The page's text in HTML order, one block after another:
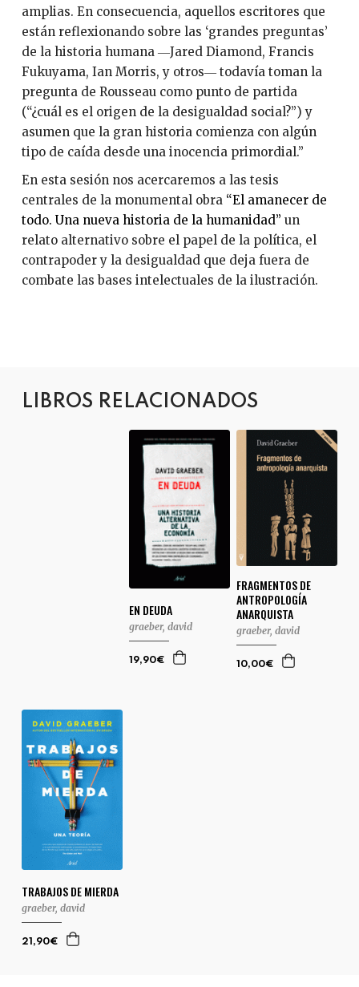
amplias. En consecuencia, aquellos escritores que
están reflexionando sobre las ‘grandes preguntas’
de la historia humana ―Jared Diamond, Francis
Fukuyama, Ian Morris, y otros― todavía toman la
pregunta de Rousseau como punto de partida
(“¿cuál es el origen de la desigualdad social?”) y
asumen que la gran historia comienza con algún
tipo de caída desde una inocencia primordial.”
En esta sesión nos acercaremos a las tesis
centrales de la monumental obra “El amanecer de
todo. Una nueva historia de la humanidad” un
relato alternativo sobre el papel de la política, el
contrapoder y la desigualdad que deja fuera de
combate las bases intelectuales de la ilustración.
LIBROS RELACIONADOS
EN DEUDA
graeber, david
19,90€
FRAGMENTOS DE
ANTROPOLOGÍA
ANARQUISTA
graeber, david
10,00€
TRABAJOS DE MIERDA
graeber, david
21,90€